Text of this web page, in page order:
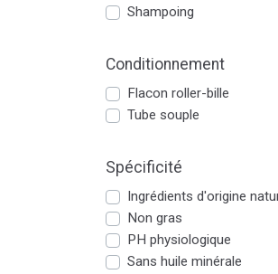
Shampoing
Conditionnement
Flacon roller-bille
Tube souple
Spécificité
Ingrédients d'origine
Non gras
PH physiologique
Sans huile minérale